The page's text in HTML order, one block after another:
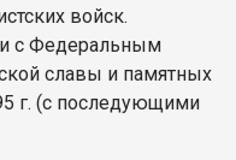
войск.
с Федеральным
славы и памятных
г. (с последующими